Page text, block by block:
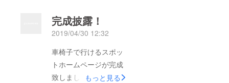
完成披露！
2019/04/30 12:32
車椅子で行けるスポッ
トホームページが完成
致しましたので、ご覧
もっと見る